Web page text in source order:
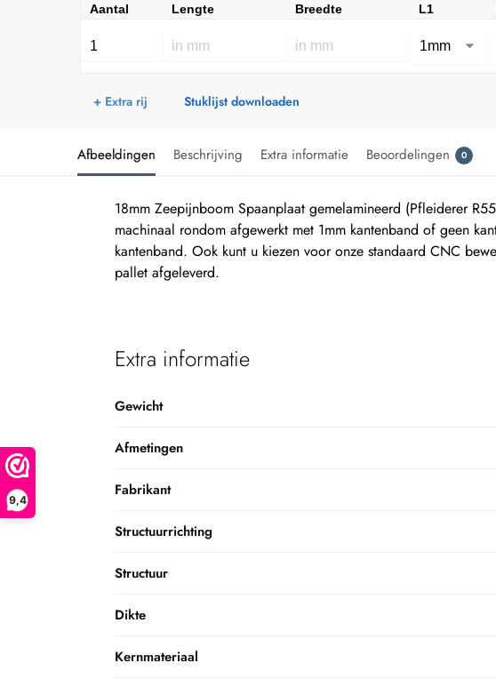
9,4
Aantal Lengte Breedte L1
+ Extra rij Stuklijst downloaden
Afbeeldingen Beschrijving Extra informatie Beoordelingen 0
18mm Zeepijnboom Spaanplaat gemelamineerd (Pfleiderer
machinaal rondom afgewerkt met 1mm kantenband of geen
kantenband. Ook kunt u kiezen voor onze standaard CNC
pallet afgeleverd.
Extra informatie
Gewicht
Afmetingen
Fabrikant
Structuurrichting
Structuur
Dikte
Kernmateriaal